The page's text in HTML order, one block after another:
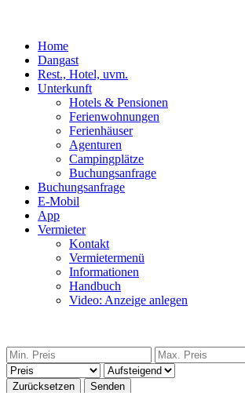
Home
Dangast
Rest., Hotel, uvm.
Unterkunft
Hotels & Pensionen
Ferienwohnungen
Ferienhäuser
Agenturen
Campingplätze
Buchungsanfrage
Buchungsanfrage
E-Mobil
App
Vermieter
Kontakt
Vermietermenü
Informationen
Handbuch
Video: Anzeige anlegen
Zurücksetzen Senden